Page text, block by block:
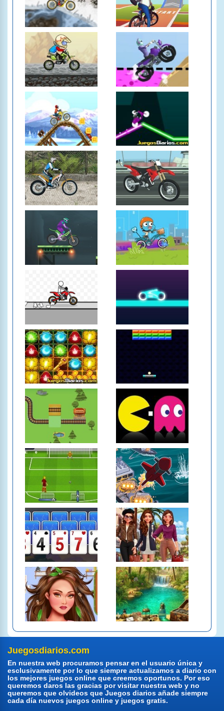
Juegosdiarios.com
En nuestra web procuramos pensar en el usuario única y
esclusivamente por lo que siempre actualizamos a diario con
los mejores juegos online que creemos oportunos. Por eso
queremos daros las gracias por visitar nuestra web y no
queremos que olvideos que Juegos diarios añade siempre
cada día nuevos juegos online y juegos gratis.